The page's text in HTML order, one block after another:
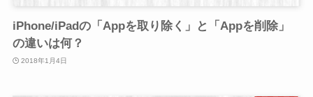
iPhone/iPadの「Appを取り除く」と「Appを削除」
の違いは何？
2018年1月4日